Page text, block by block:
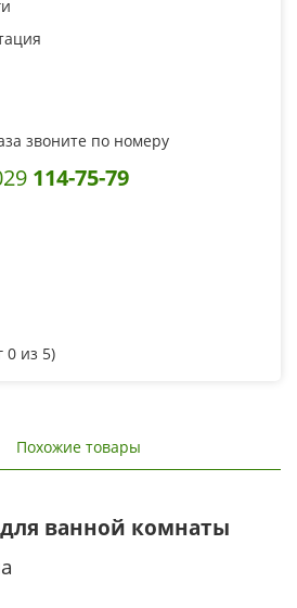
звоните по номеру
114-75-79
0 из 5)
Похожие товары
ванной комнаты